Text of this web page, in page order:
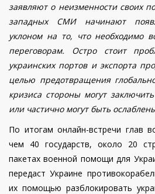
заявляют о неизменности своих
западных СМИ начинают
уклоном на то, что необходимо
переговорам. Остро стоит
украинских портов и экспорта
целью предотвращения
кризиса стороны могут
или частично могут быть
По итогам онлайн-встречи глав
чем 40 государств, около 20
пакетах военной помощи для
передаст Украине
их помощью разблокировать